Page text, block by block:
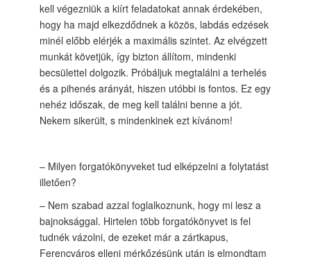
kell végezniük a kiírt feladatokat annak érdekében,
hogy ha majd elkezdődnek a közös, labdás edzések
minél előbb elérjék a maximális szintet. Az elvégzett
munkát követjük, így bizton állítom, mindenki
becsülettel dolgozik. Próbáljuk megtalálni a terhelés
és a pihenés arányát, hiszen utóbbi is fontos. Ez egy
nehéz időszak, de meg kell találni benne a jót.
Nekem sikerült, s mindenkinek ezt kívánom!
– Milyen forgatókönyveket tud elképzelni a folytatást
illetően?
– Nem szabad azzal foglalkoznunk, hogy mi lesz a
bajnoksággal. Hirtelen több forgatókönyvet is fel
tudnék vázolni, de ezeket már a zártkapus,
Ferencváros elleni mérkőzésünk után is elmondtam